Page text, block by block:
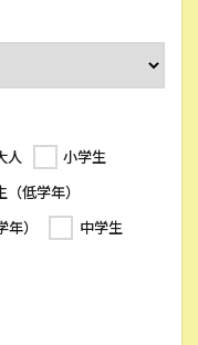
人
小学生
（低学年）
）
中学生